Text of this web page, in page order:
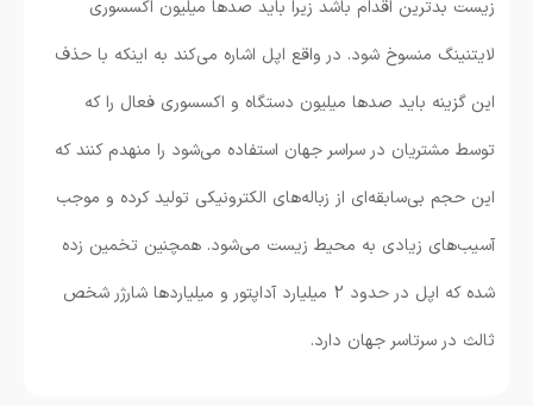
زیست بدترین اقدام باشد زیرا باید صدها میلیون اکسسوری
لایتنینگ منسوخ شود. در واقع اپل اشاره می‌کند به اینکه با حذف
این گزینه باید صدها میلیون دستگاه و اکسسوری فعال را که
توسط مشتریان در سراسر جهان استفاده می‌شود را منهدم کنند که
این حجم بی‌سابقه‌ای از زباله‌های الکترونیکی تولید کرده و موجب
آسیب‌های زیادی به محیط زیست می‌شود. همچنین تخمین زده
شده که اپل در حدود 2 میلیارد آداپتور و میلیاردها شارژر شخص
ثالث در سرتاسر جهان دارد.